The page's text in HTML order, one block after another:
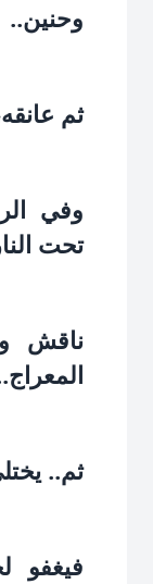
وحنين..‏
ثم
وفي
تحت
ناقش
ثم..
فيغفو